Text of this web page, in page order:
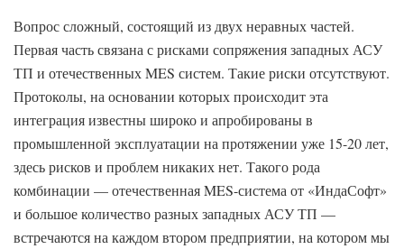
Вопрос сложный, состоящий из двух неравных частей.
Первая часть связана с рисками сопряжения западных АСУ
ТП и отечественных MES систем. Такие риски отсутствуют.
Протоколы, на основании которых происходит эта
интеграция известны широко и апробированы в
промышленной эксплуатации на протяжении уже 15-20 лет,
здесь рисков и проблем никаких нет. Такого рода
комбинации — отечественная MES-система от «ИндаСофт»
и большое количество разных западных АСУ ТП —
встречаются на каждом втором предприятии, на котором мы